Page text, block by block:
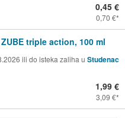
0,45 €
0,70 €
triple action, 100 ml
ili do isteka zaliha u Studenac
1,99 €
3,09 €